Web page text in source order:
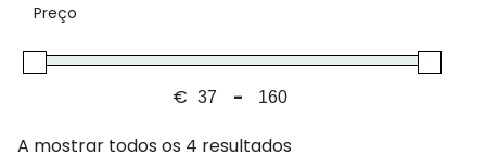
Preço
€ Minimum Price
-Maximum Price
A mostrar todos os 4 resultados